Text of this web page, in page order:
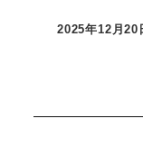
2025年12月20